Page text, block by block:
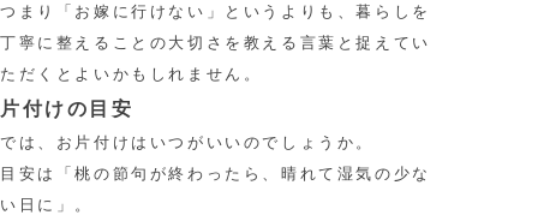
つまり「お嫁に行けない」というよりも、暮らしを
丁寧に整えることの大切さを教える言葉と捉えてい
ただくとよいかもしれません。
片付けの目安
では、お片付けはいつがいいのでしょうか。
目安は「桃の節句が終わったら、晴れて湿気の少な
い日に」。